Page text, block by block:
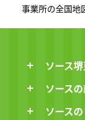
ソース
ソース
ソース